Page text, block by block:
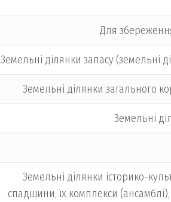
Для
Земельні ділянки запасу (земельні
Земельні ділянки загального
Земельні
Земельні ділянки історико-
спадщини, їх комплекси (ансамблі),